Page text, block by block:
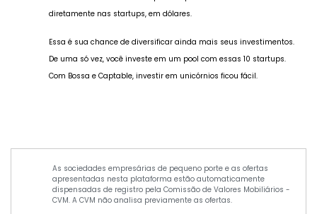
diretamente nas startups, em dólares.
Essa é sua chance de diversificar ainda mais seus investimentos.
De uma só vez, você investe em um pool com essas 10 startups.
Com Bossa e Captable, investir em unicórnios ficou fácil.
As sociedades empresárias de pequeno porte e as ofertas
apresentadas nesta plataforma estão automaticamente
dispensadas de registro pela Comissão de Valores Mobiliários -
CVM. A CVM não analisa previamente as ofertas.